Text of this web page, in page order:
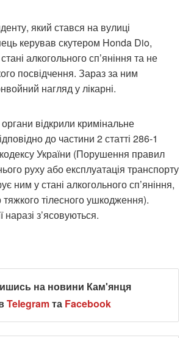
який стався на вулиці
керував скутером Honda Dio,
алкогольного сп’яніння та не
посвідчення. Зараз за ним
нагляд у лікарні.
відкрили кримінальне
до частини 2 статті 286-1
України (Порушення правил
руху або експлуатація транспорту
ним у стані алкогольного сп’яніння,
тілесного ушкодження).
наразі з’ясовуються.
на новини Кам'янця
Telegramта Facebook